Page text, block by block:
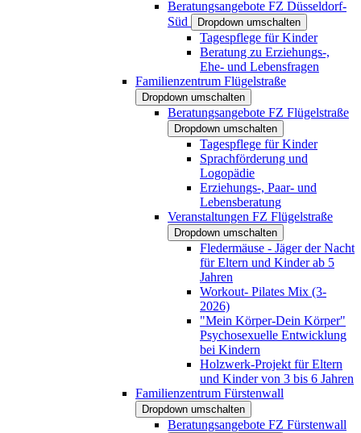
Beratungsangebote FZ Düsseldorf-
Süd
Dropdown umschalten
Tagespflege für Kinder
Beratung zu Erziehungs-,
Ehe- und Lebensfragen
Familienzentrum Flügelstraße
Dropdown umschalten
Beratungsangebote FZ Flügelstraße
Dropdown umschalten
Tagespflege für Kinder
Sprachförderung und
Logopädie
Erziehungs-, Paar- und
Lebensberatung
Veranstaltungen FZ Flügelstraße
Dropdown umschalten
Fledermäuse - Jäger der Nacht
für Eltern und Kinder ab 5
Jahren
Workout- Pilates Mix (3-
2026)
"Mein Körper-Dein Körper"
Psychosexuelle Entwicklung
bei Kindern
Holzwerk-Projekt für Eltern
und Kinder von 3 bis 6 Jahren
Familienzentrum Fürstenwall
Dropdown umschalten
Beratungsangebote FZ Fürstenwall